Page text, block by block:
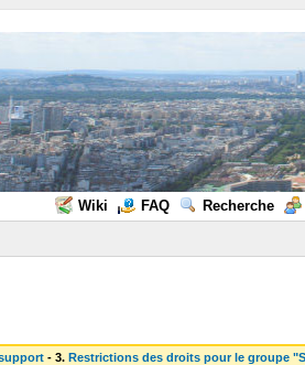
Wiki FAQ Recherche
- 3. Restrictions des droits pour le groupe